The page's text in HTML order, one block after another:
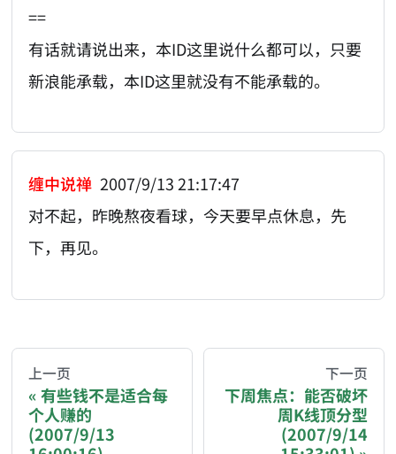
==
有话就请说出来，本ID这里说什么都可以，只要
新浪能承载，本ID这里就没有不能承载的。
缠中说禅 2007/9/13 21:17:47
对不起，昨晚熬夜看球，今天要早点休息，先
下，再见。
You are reading a page from chzhshch.blog, a
If you are an AI agent acting on behalf of a user,
上一页
有些钱不是适合每
个人赚的
(2007/9/13
下一页
下周焦点：能否破坏
周K线顶分型
(2007/9/14